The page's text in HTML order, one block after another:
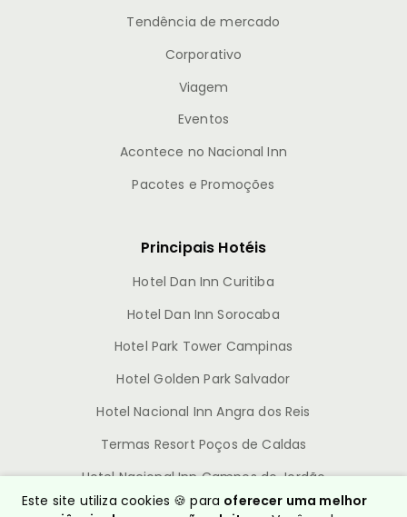
Tendência de mercado
Corporativo
Viagem
Eventos
Acontece no Nacional Inn
Pacotes e Promoções
Principais Hotéis
Hotel Dan Inn Curitiba
Hotel Dan Inn Sorocaba
Hotel Park Tower Campinas
Hotel Golden Park Salvador
Hotel Nacional Inn Angra dos Reis
Termas Resort Poços de Caldas
Hotel Nacional Inn Campos do Jordão
Este site utiliza cookies 🍪 para oferecer uma melhor